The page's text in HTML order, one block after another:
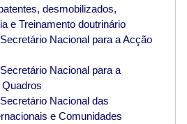
desmobilizados,
e Treinamento doutrinário
Nacional para a Acção
Nacional para a
Nacional das
e Comunidades